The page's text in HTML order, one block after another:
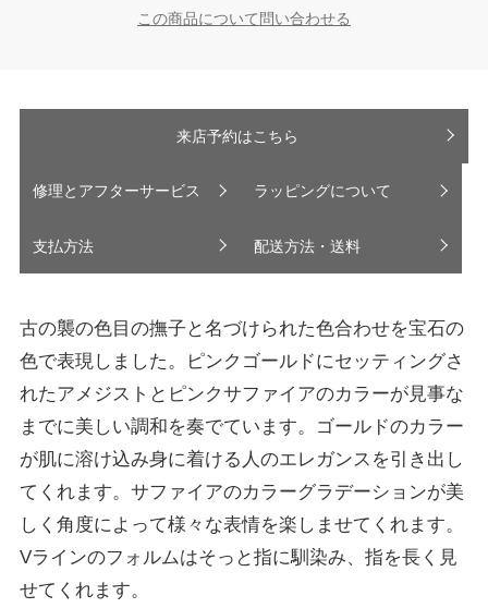
この商品について問い合わせる
来店予約はこちら
修理とアフターサービス ラッピングについて
支払方法 配送方法・送料
古の襲の色目の撫子と名づけられた色合わせを宝石の
色で表現しました。ピンクゴールドにセッティングさ
れたアメジストとピンクサファイアのカラーが見事な
までに美しい調和を奏でています。ゴールドのカラー
が肌に溶け込み身に着ける人のエレガンスを引き出し
てくれます。サファイアのカラーグラデーションが美
しく角度によって様々な表情を楽しませてくれます。
Vラインのフォルムはそっと指に馴染み、指を長く見
せてくれます。